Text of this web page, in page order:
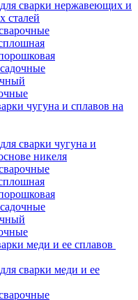
сварки нержавеющих и
сталей
чугуна и сплавов на
сварки чугуна и
никеля
меди и ее сплавов
сварки меди и ее